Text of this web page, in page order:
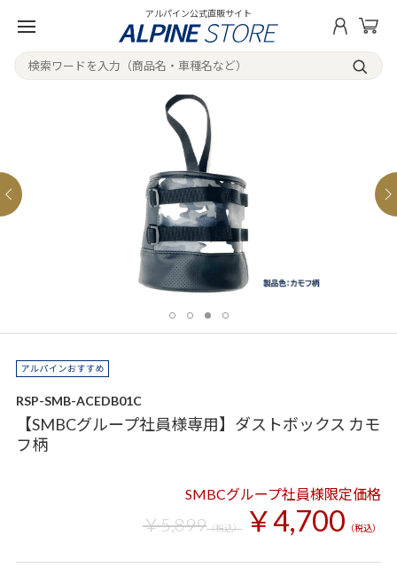
アルパイン公式直販サイト
RSP-SMB-ACEDB01C
【SMBCグループ社員様専用】ダストボックス カモ
フ柄
SMBCグループ社員様限定価格
￥5,899（税込） ￥4,700 （税込）